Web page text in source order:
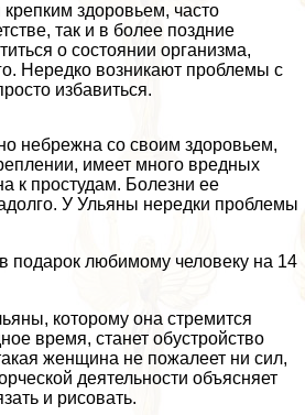
здоровьем, часто
так и в более поздние
о состоянии организма,
Нередко возникают проблемы с
избавиться.
небрежна со своим здоровьем,
имеет много вредных
к простудам. Болезни ее
У Ульяны нередки проблемы
подарок любимому человеку на 14
которому она стремится
время, станет обустройство
женщина не пожалеет ни сил,
деятельности объясняет
и рисовать.